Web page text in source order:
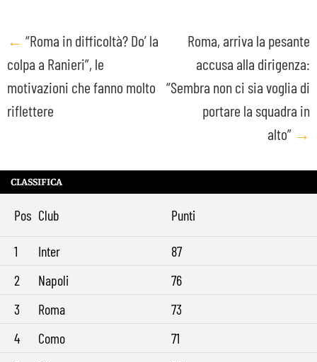
Post
navigation
← “Roma in difficoltà? Do’ la
colpa a Ranieri”, le
motivazioni che fanno molto
riflettere
Roma, arriva la pesante
accusa alla dirigenza:
“Sembra non ci sia voglia di
portare la squadra in
alto” →
CLASSIFICA
Pos Club Punti
1 Inter
87
2
Napoli
76
3
Roma
73
4
Como
71